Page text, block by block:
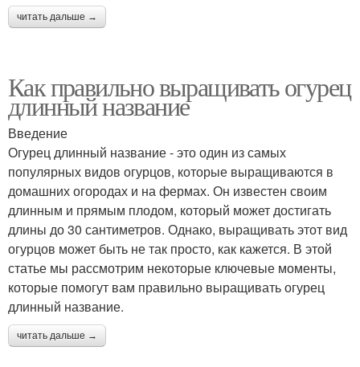
читать дальше →
Как правильно выращивать огурец
длинный название
Введение
Огурец длинный название - это один из самых
популярных видов огурцов, которые выращиваются в
домашних огородах и на фермах. Он известен своим
длинным и прямым плодом, который может достигать
длины до 30 сантиметров. Однако, выращивать этот вид
огурцов может быть не так просто, как кажется. В этой
статье мы рассмотрим некоторые ключевые моменты,
которые помогут вам правильно выращивать огурец
длинный название.
читать дальше →